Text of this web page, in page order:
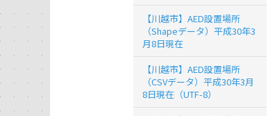
【川越市】AED設置場所
（Shapeデータ）平成30年3
月8日現在
【川越市】AED設置場所
（CSVデータ）平成30年3月
8日現在（UTF-8）